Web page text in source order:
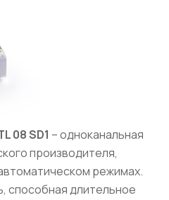
08 SD1 – одноканальная
производителя,
режимах.
способная длительное